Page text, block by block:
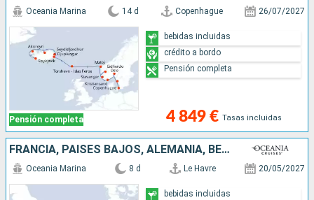
Pensión completa
Oceania Marina 14 d Copenhague 26/07/2027
4 849 € Tasas incluidas
bebidas incluidas
crédito a bordo
Pensión completa
FRANCIA, PAISES BAJOS, ALEMANIA, BÉLGICA, REINO UNIDO
Oceania Marina 8 d Le Havre 20/05/2027
bebidas incluidas